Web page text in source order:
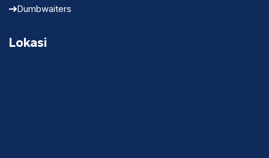
Dumbwaiters
Lokasi